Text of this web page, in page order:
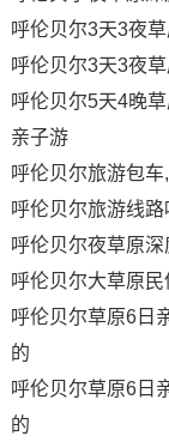
呼伦贝尔3天3夜
呼伦贝尔3天3夜
呼伦贝尔5天4晚
亲子游
呼伦贝尔旅游包
呼伦贝尔旅游线
呼伦贝尔夜草原
呼伦贝尔大草原
呼伦贝尔草原6日
的
呼伦贝尔草原6日
的